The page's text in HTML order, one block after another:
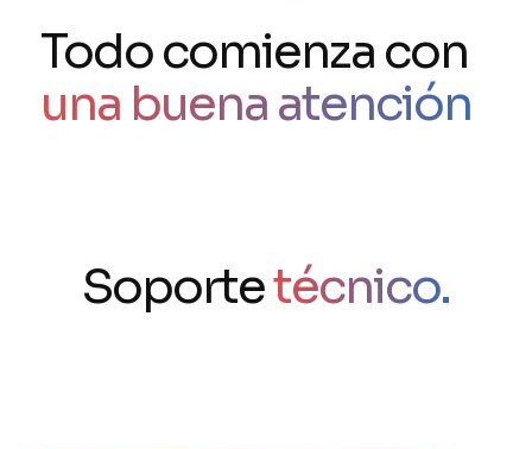
Todo comienza con
una buena atención
Soportetécnico.